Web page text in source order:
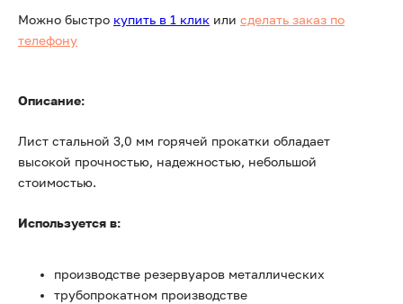
Можно быстро купить в 1 клик или сделать заказ по
телефону
Описание:
Лист стальной 3,0 мм горячей прокатки обладает
высокой прочностью, надежностью, небольшой
стоимостью.
Используется в:
производстве резервуаров металлических
трубопрокатном производстве